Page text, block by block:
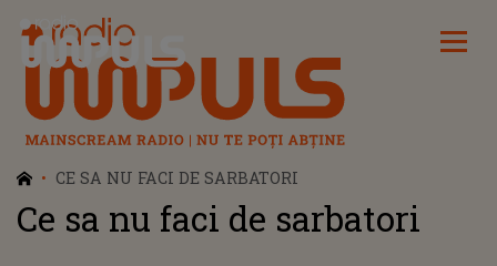
Radio Impuls
CE SA NU FACI DE SARBATORI
Ce sa nu faci de sarbatori